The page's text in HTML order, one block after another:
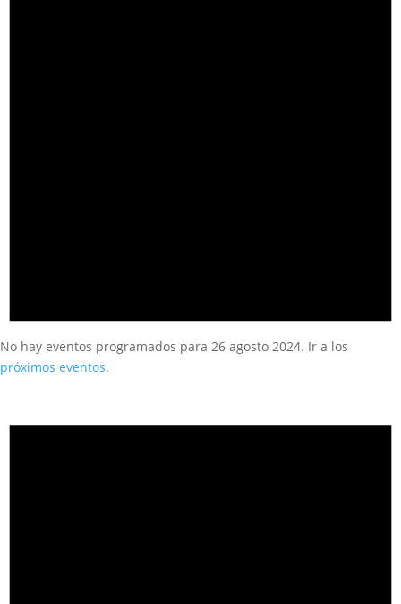
No hay eventos programados para 26 agosto 2024. Ir a los
próximos eventos.